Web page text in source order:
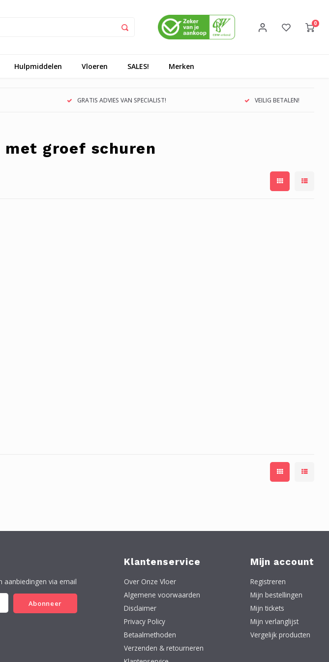
0
Hulpmiddelen Vloeren SALES! Merken
GRATIS ADVIES VAN SPECIALIST! VEILIG BETALEN!
groef schuren
aanbiedingen via email
Abonneer
Klantenservice
Over Onze Vloer
Algemene voorwaarden
Disclaimer
Privacy Policy
Betaalmethoden
Verzenden & retourneren
Mijn account
Registreren
Mijn bestellingen
Mijn tickets
Mijn verlanglijst
Vergelijk producten